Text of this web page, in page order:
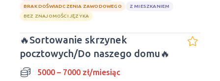
BRAK DOŚWIADCZENIA ZAWODOWEGO
Z MIESZKANIEM
BEZ ZNAJOMOŚCI JĘZYKA
🔥Sortowanie skrzynek
pocztowych/Do naszego domu🔥
5000 – 7000 zł/miesiąc